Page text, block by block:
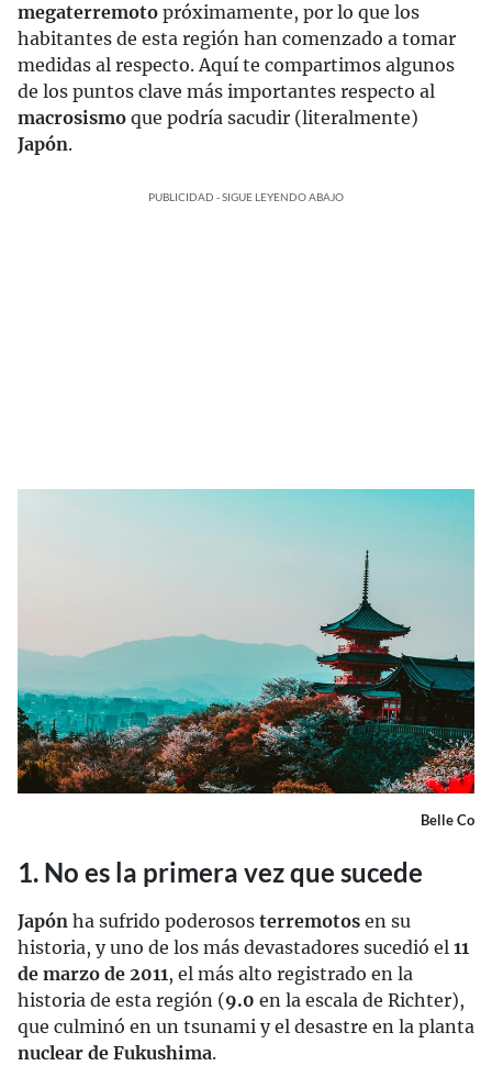
megaterremoto próximamente, por lo que los
habitantes de esta región han comenzado a tomar
medidas al respecto. Aquí te compartimos algunos
de los puntos clave más importantes respecto al
macrosismo que podría sacudir (literalmente)
Japón.
PUBLICIDAD - SIGUE LEYENDO ABAJO
Belle Co
1. No es la primera vez que sucede
Japón ha sufrido poderosos terremotos en su
historia, y uno de los más devastadores sucedió el 11
de marzo de 2011, el más alto registrado en la
historia de esta región (9.0 en la escala de Richter),
que culminó en un tsunami y el desastre en la planta
nuclear de Fukushima.